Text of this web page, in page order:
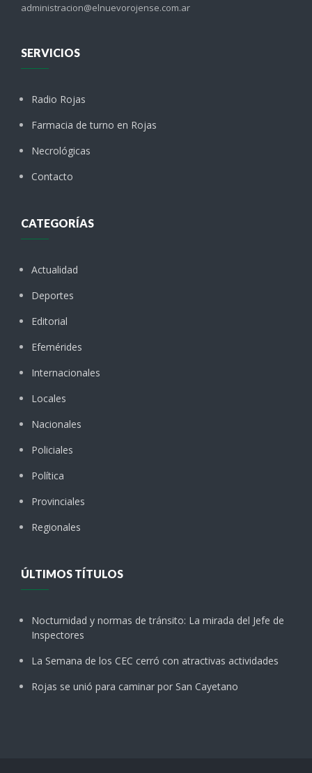
administracion@elnuevorojense.com.ar
SERVICIOS
Radio Rojas
Farmacia de turno en Rojas
Necrológicas
Contacto
CATEGORÍAS
Actualidad
Deportes
Editorial
Efemérides
Internacionales
Locales
Nacionales
Policiales
Política
Provinciales
Regionales
ÚLTIMOS TÍTULOS
Nocturnidad y normas de tránsito: La mirada del Jefe de
Inspectores
La Semana de los CEC cerró con atractivas actividades
Rojas se unió para caminar por San Cayetano